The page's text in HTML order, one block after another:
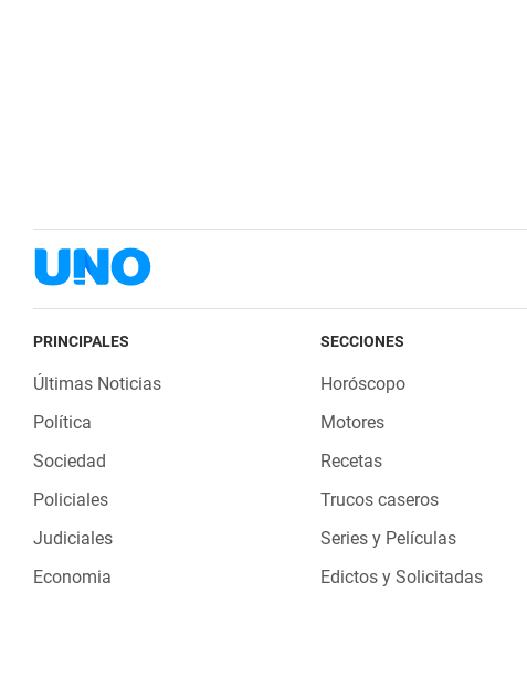
PRINCIPALES
Últimas Noticias
Política
Sociedad
Policiales
Judiciales
Economia
SECCIONES
Horóscopo
Motores
Recetas
Trucos caseros
Series y Películas
Edictos y Solicitadas